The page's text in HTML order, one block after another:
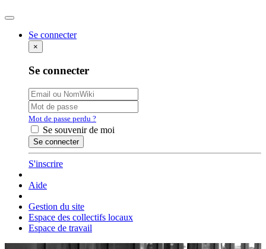
Rechercher
Se connecter
×
Se connecter
Mot de passe perdu ?
Se souvenir de moi
S'inscrire
Aide
Gestion du site
Espace des collectifs locaux
Espace de travail